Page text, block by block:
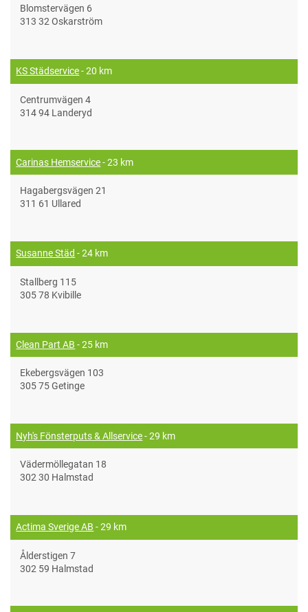
Blomstervägen 6
313 32 Oskarström
KS Städservice- 20 km
Centrumvägen 4
314 94 Landeryd
Carinas Hemservice- 23 km
Hagabergsvägen 21
311 61 Ullared
Susanne Städ - 24 km
Stallberg 115
305 78 Kvibille
Clean Part AB - 25 km
Ekebergsvägen 103
305 75 Getinge
Nyh's Fönsterputs & Allservice- 29 km
Vädermöllegatan 18
302 30 Halmstad
Actima Sverige AB - 29 km
Ålderstigen 7
302 59 Halmstad